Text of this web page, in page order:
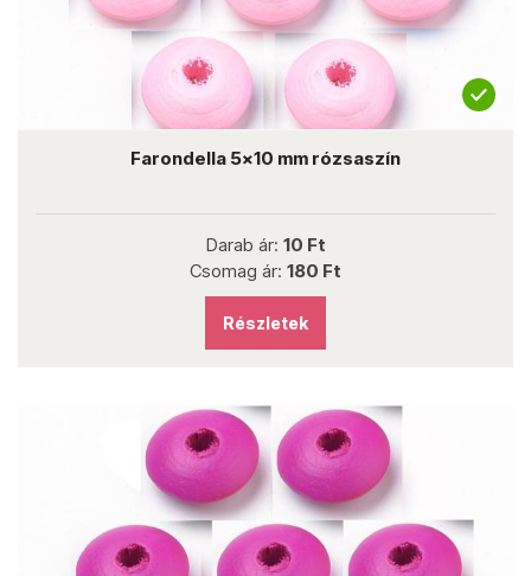
Farondella 5x10 mm rózsaszín
Darab ár: 10 Ft
Csomag ár: 180 Ft
Részletek